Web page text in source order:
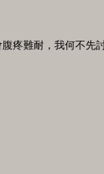
疼難耐，我何不先